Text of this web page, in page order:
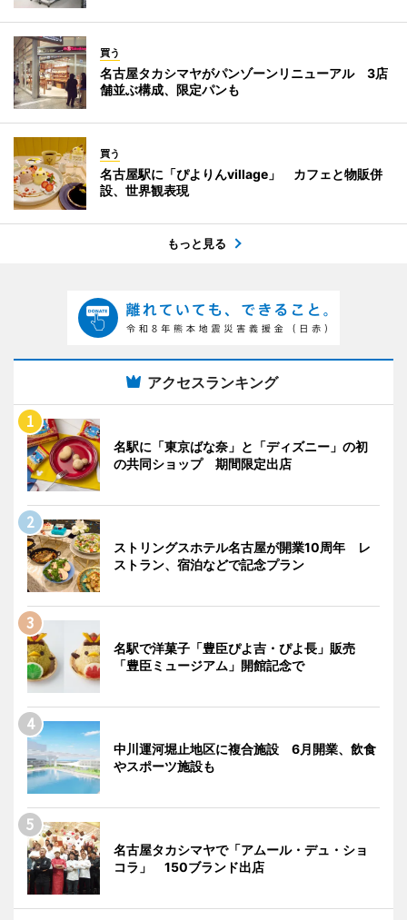
買う
名古屋タカシマヤがパンゾーンリニューアル 3店
舗並ぶ構成、限定パンも
買う
名古屋駅に「ぴよりんvillage」 カフェと物販併
設、世界観表現
もっと見る
アクセスランキング
名駅に「東京ばな奈」と「ディズニー」の初
の共同ショップ 期間限定出店
ストリングスホテル名古屋が開業10周年 レ
ストラン、宿泊などで記念プラン
名駅で洋菓子「豊臣ぴよ吉・ぴよ長」販売
「豊臣ミュージアム」開館記念で
中川運河堀止地区に複合施設 6月開業、飲食
やスポーツ施設も
名古屋タカシマヤで「アムール・デュ・ショ
コラ」 150ブランド出店